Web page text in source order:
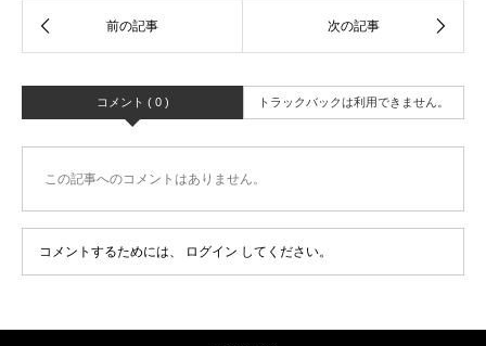
コメント ( 0 ) トラックバックは利用できません。
この記事へのコメントはありません。
コメントするためには、 ログイン してください。